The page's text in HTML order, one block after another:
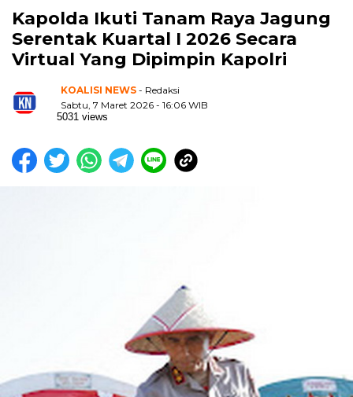
Kapolda Ikuti Tanam Raya Jagung
Serentak Kuartal I 2026 Secara
Virtual Yang Dipimpin Kapolri
KOALISI NEWS - Redaksi
Sabtu, 7 Maret 2026 - 16:06 WIB
5031 views